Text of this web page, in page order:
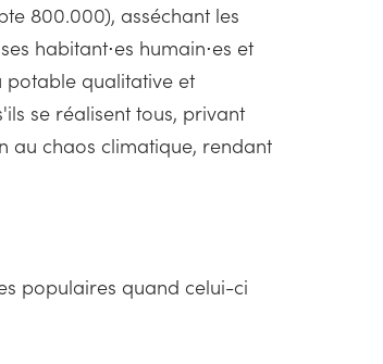
800.000), asséchant les
habitant⋅es humain⋅es et
potable qualitative et
se réalisent tous, privant
au chaos climatique, rendant
populaires quand celui-ci